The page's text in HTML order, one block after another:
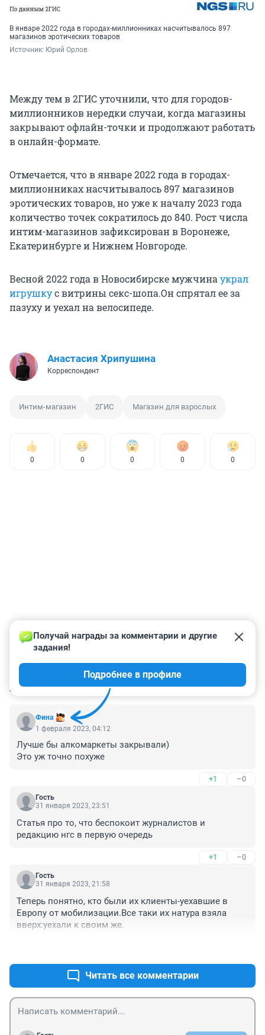
В январе 2022 года в городах-миллионниках насчитывалось 897
магазинов эротических товаров
Источник: Юрий Орлов
Между тем в 2ГИС уточнили, что для городов-
миллионников нередки случаи, когда магазины
закрывают офлайн-точки и продолжают работать
в онлайн-формате.
Отмечается, что в январе 2022 года в городах-
миллионниках насчитывалось 897 магазинов
эротических товаров, но уже к началу 2023 года
количество точек сократилось до 840. Рост числа
интим-магазинов зафиксирован в Воронеже,
Екатеринбурге и Нижнем Новгороде.
Весной 2022 года в Новосибирске мужчинаукрал
игрушкус витрины секс-шопа.Он спрятал ее за
пазуху и уехал на велосипеде.
Анастасия Хрипушина
Корреспондент
Интим-магазин 2ГИС Магазин для взрослых
0 0 0 0 0
КОММЕНТАРИИ 121
Фина
Получай награды за комментарии и другие
задания!
Подробнее в профиле
1 февраля 2023, 04:12
Лучше бы алкомаркеты закрывали)
Это уж точно похуже
+1 –0
Гость
31 января 2023, 23:51
Статья про то, что беспокоит журналистов и
редакцию нгс в первую очередь
+1 –0
Гость
31 января 2023, 21:58
Теперь понятно, кто были их клиенты-уехавшие в
Европу от мобилизации.Все таки их натура взяла
вверх:уехали к своим же.
Читать все комментарии